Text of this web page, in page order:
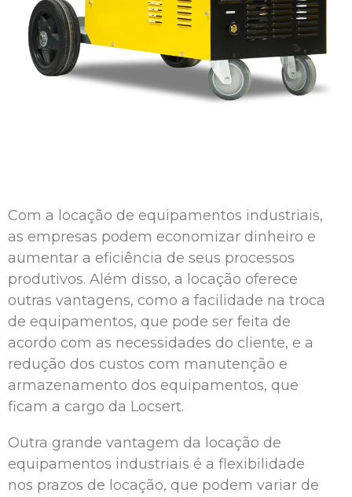
Com a locação de equipamentos industriais,
as empresas podem economizar dinheiro e
aumentar a eficiência de seus processos
produtivos. Além disso, a locação oferece
outras vantagens, como a facilidade na troca
de equipamentos, que pode ser feita de
acordo com as necessidades do cliente, e a
redução dos custos com manutenção e
armazenamento dos equipamentos, que
ficam a cargo da Locsert.
Outra grande vantagem da locação de
equipamentos industriais é a flexibilidade
nos prazos de locação, que podem variar de